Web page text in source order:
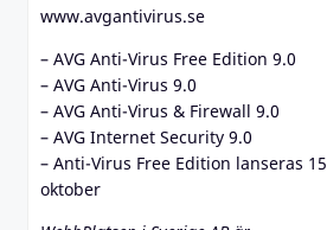
www.avgantivirus.se
– AVG Anti-Virus Free Edition 9.0
– AVG Anti-Virus 9.0
– AVG Anti-Virus & Firewall 9.0
– AVG Internet Security 9.0
– Anti-Virus Free Edition lanseras 15
oktober